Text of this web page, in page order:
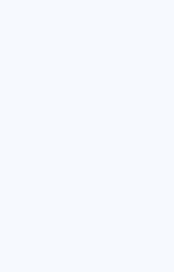
〜サーキュラーエコノミ